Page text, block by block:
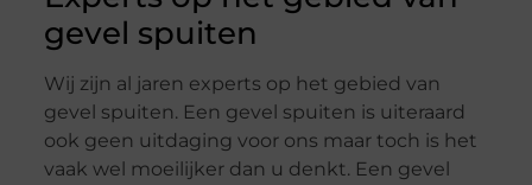
gevel spuiten
Wij zijn al jaren experts op het gebied van
gevel spuiten. Een gevel spuiten is uiteraard
ook geen uitdaging voor ons maar toch is het
vaak wel moeilijker dan u denkt. Een gevel